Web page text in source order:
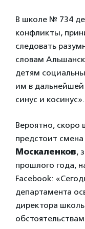
В школе № 734
конфликты,
следовать
словам
детям
им в
синус и косинус».
Вероятно, скоро
предстоит
Москаленков,
прошлого года,
Facebook:
департамента
директора